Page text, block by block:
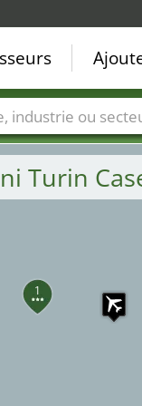
1
Turin
de foire